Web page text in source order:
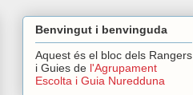
Benvingut i benvinguda
Aquest és el bloc dels Rangers
i Guies de l'Agrupament
Escolta i Guia Nuredduna